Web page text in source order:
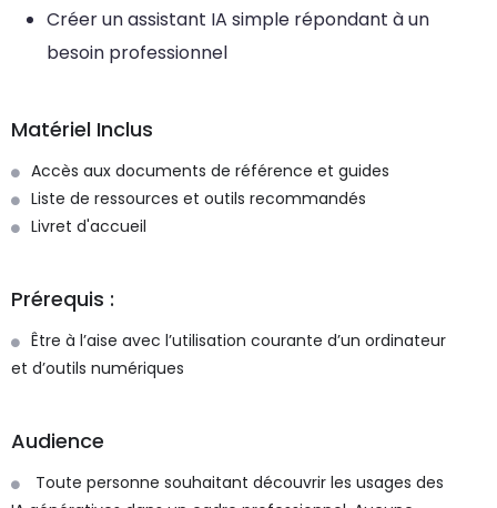
Créer un assistant IA simple répondant à un
besoin professionnel
Matériel Inclus
Accès aux documents de référence et guides
Liste de ressources et outils recommandés
Livret d'accueil
Prérequis :
Être à l’aise avec l’utilisation courante d’un ordinateur
et d’outils numériques
Audience
Toute personne souhaitant découvrir les usages des